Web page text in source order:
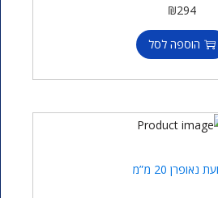
₪294
הוספה לסל
נאופרן 20 מ”מ